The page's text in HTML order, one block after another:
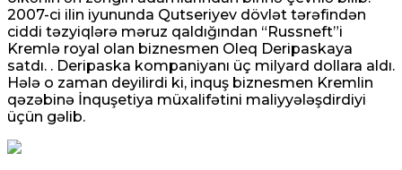
2007-ci ilin iyununda Qutseriyev dövlət tərəfindən
ciddi təzyiqlərə məruz qaldığından “Russneft”i
Kremlə royal olan biznesmen Oleq Deripaskaya
satdı. . Deripaska kompaniyanı üç milyard dollara aldı.
Hələ o zaman deyilirdi ki, inquş biznesmen Kremlin
qəzəbinə İnquşetiya müxalifətini maliyyələşdirdiyi
üçün gəlib.